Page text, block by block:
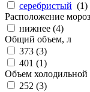
серебристый (1)
Расположение
нижнее (4)
Общий объем, л
373 (3)
401 (1)
Объем
252 (3)